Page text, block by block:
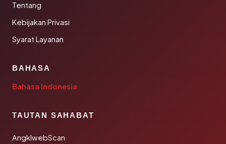
Tentang
Kebijakan Privasi
Syarat Layanan
BAHASA
Bahasa Indonesia
TAUTAN SAHABAT
AngklwebScan